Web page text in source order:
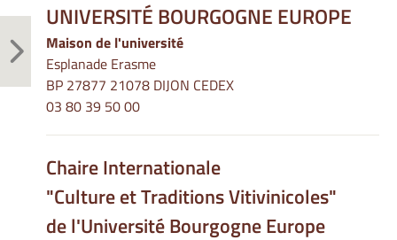
UNIVERSITÉ BOURGOGNE EUROPE
Maison de l'université
Esplanade Erasme
BP 27877 21078 DIJON CEDEX
03 80 39 50 00
Chaire Internationale
"Culture et Traditions Vitivinicoles"
de l'Université Bourgogne Europe